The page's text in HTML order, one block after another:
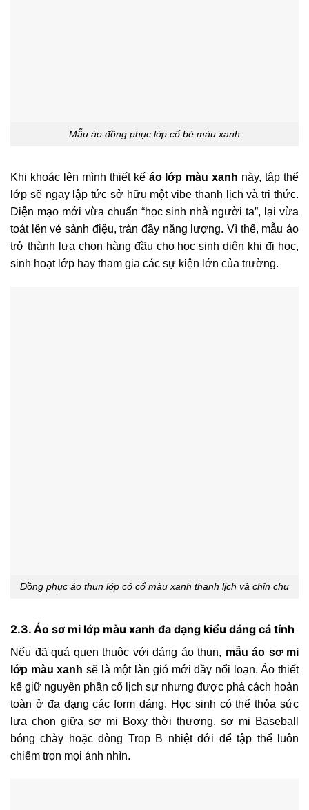
Mẫu áo đồng phục lớp cổ bẻ màu xanh
Khi khoác lên mình thiết kế áo lớp màu xanh này, tập thể
lớp sẽ ngay lập tức sở hữu một vibe thanh lịch và tri thức.
Diện mạo mới vừa chuẩn “học sinh nhà người ta”, lại vừa
toát lên vẻ sành điệu, tràn đầy năng lượng. Vì thế, mẫu áo
trở thành lựa chọn hàng đầu cho học sinh diện khi đi học,
sinh hoạt lớp hay tham gia các sự kiện lớn của trường.
Đồng phục áo thun lớp có cổ màu xanh thanh lịch và chỉn chu
2.3. Áo sơ mi lớp màu xanh đa dạng kiểu dáng cá tính
Nếu đã quá quen thuộc với dáng áo thun, mẫu áo sơ mi
lớp màu xanh sẽ là một làn gió mới đầy nổi loạn. Áo thiết
kế giữ nguyên phần cổ lịch sự nhưng được phá cách hoàn
toàn ở đa dạng các form dáng. Học sinh có thể thỏa sức
lựa chọn giữa sơ mi Boxy thời thượng, sơ mi Baseball
bóng chày hoặc dòng Trop B nhiệt đới để tập thể luôn
chiếm trọn mọi ánh nhìn.